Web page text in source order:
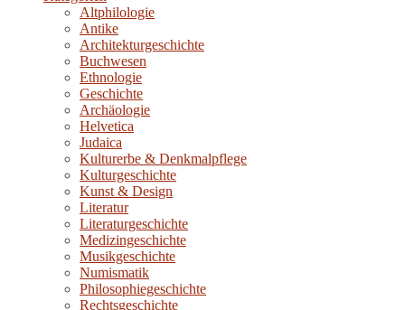
Altphilologie
Antike
Architekturgeschichte
Buchwesen
Ethnologie
Geschichte
Archäologie
Helvetica
Judaica
Kulturerbe & Denkmalpflege
Kulturgeschichte
Kunst & Design
Literatur
Literaturgeschichte
Medizingeschichte
Musikgeschichte
Numismatik
Philosophiegeschichte
Rechtsgeschichte